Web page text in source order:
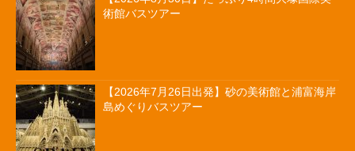
術館バスツアー
【2026年7月26日出発】砂の美術館と浦富海岸
島めぐりバスツアー